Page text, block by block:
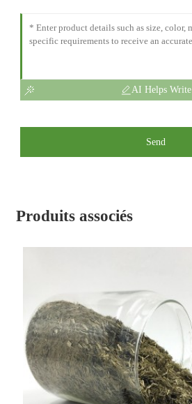
AI Helps Write
Send
Produits associés